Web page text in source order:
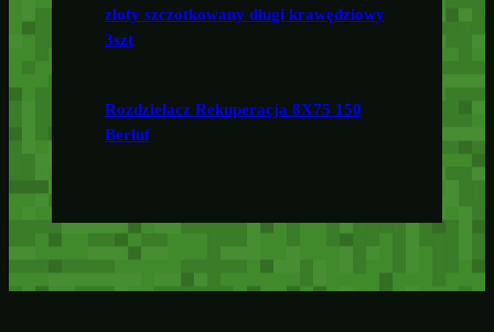
złoty szczotkowany długi krawędziowy
3szt
Rozdzielacz Rekuperacja 8X75 150
Berluf